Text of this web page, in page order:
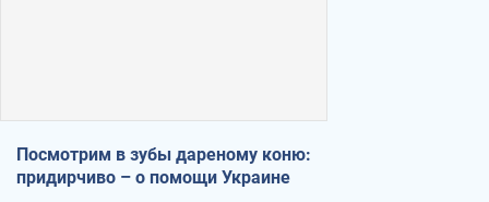
Посмотрим в зубы дареному коню:
придирчиво – о помощи Украине